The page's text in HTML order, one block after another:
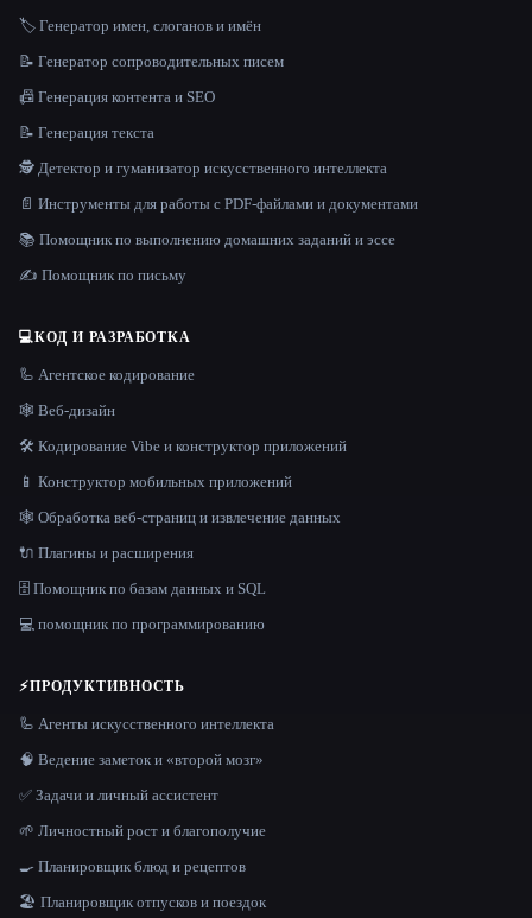
🏷️ Генератор имен, слоганов и имён
📝 Генератор сопроводительных писем
📠 Генерация контента и SEO
📝 Генерация текста
🕵️ Детектор и гуманизатор искусственного интеллекта
📄 Инструменты для работы с PDF-файлами и документами
📚 Помощник по выполнению домашних заданий и эссе
✍️ Помощник по письму
💻КОД И РАЗРАБОТКА
🦾 Агентское кодирование
🕸 Веб-дизайн
🛠️ Кодирование Vibe и конструктор приложений
📱 Конструктор мобильных приложений
🕸️ Обработка веб-страниц и извлечение данных
🔌 Плагины и расширения
🗄️ Помощник по базам данных и SQL
💻 помощник по программированию
⚡ПРОДУКТИВНОСТЬ
🦾 Агенты искусственного интеллекта
🧠 Ведение заметок и «второй мозг»
✅ Задачи и личный ассистент
🌱 Личностный рост и благополучие
🍳 Планировщик блюд и рецептов
🏖 Планировщик отпусков и поездок